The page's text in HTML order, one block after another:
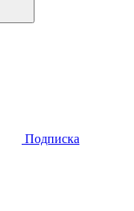
Подписка